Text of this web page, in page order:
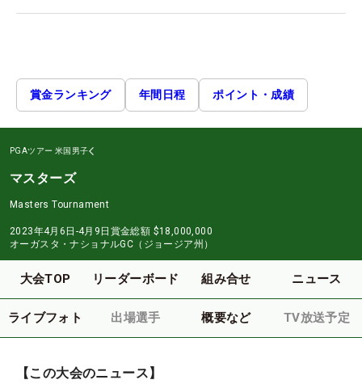
賞金ランキング 年間日程 ポイント・成績
PGAツアー 米国男子
マスターズ
Masters Tournament
2023年4月6日-4月9日 賞金総額 $18,000,000
オーガスタ・ナショナルGC（ジョージア州）
大会TOP リーダーボード 組み合せ ニュース
ライブフォト 出場選手 概要など TV放送予定
【この大会のニュース】